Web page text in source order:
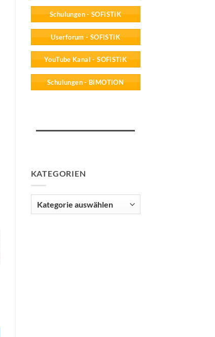
Schulungen - SOFiSTiK
Userforum - SOFiSTiK
YouTube Kanal - SOFiSTiK
Schulungen - BiMOTiON
KATEGORIEN
Kategorien